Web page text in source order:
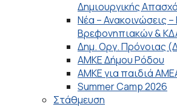
Δημιουργικής
Νέα – Ανακοινώσεις
Βρεφονηπιακών &
Δημ. Οργ. Πρόνοιας
ΑΜΚΕ Δήμου Ρόδου
ΑΜΚΕ για παιδιά
Summer Camp 2026
Στάθμευση